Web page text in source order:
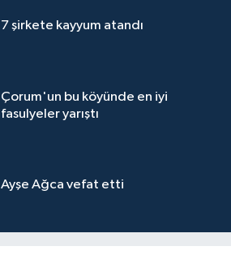
7 şirkete kayyum atandı
Çorum'un bu köyünde en iyi
fasulyeler yarıştı
Ayşe Ağca vefat etti